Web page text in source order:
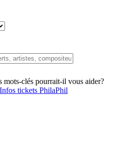
mots-clés pourrait-il vous aider?
Infos tickets PhilaPhil